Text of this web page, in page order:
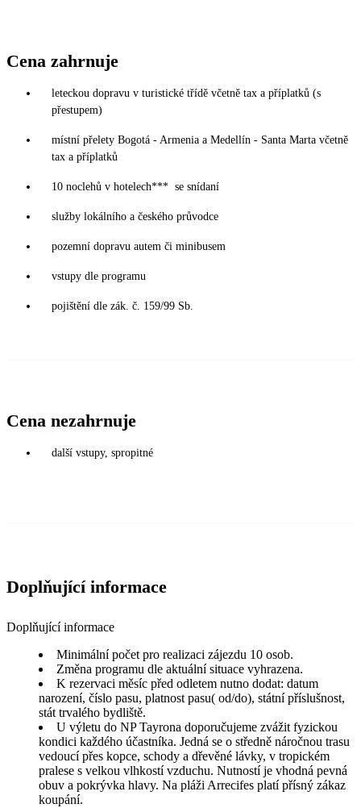
Cena zahrnuje
leteckou dopravu v turistické třídě včetně tax a příplatků (s
přestupem)
místní přelety Bogotá - Armenia a Medellín - Santa Marta včetně
tax a příplatků
10 noclehů v hotelech*** se snídaní
služby lokálního a českého průvodce
pozemní dopravu autem či minibusem
vstupy dle programu
pojištění dle zák. č. 159/99 Sb.
Cena nezahrnuje
další vstupy, spropitné
Doplňující informace
Doplňující informace
Minimální počet pro realizaci zájezdu 10 osob.
Změna programu dle aktuální situace vyhrazena.
K rezervaci měsíc před odletem nutno dodat: datum
narození, číslo pasu, platnost pasu( od/do), státní příslušnost,
stát trvalého bydliště.
U výletu do NP Tayrona doporučujeme zvážit fyzickou
kondici každého účastníka. Jedná se o středně náročnou trasu
vedoucí přes kopce, schody a dřevěné lávky, v tropickém
pralese s velkou vlhkostí vzduchu. Nutností je vhodná pevná
obuv a pokrývka hlavy. Na pláži Arrecifes platí přísný zákaz
koupání.